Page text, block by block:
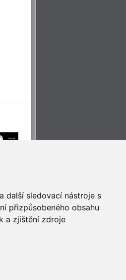
další sledovací nástroje s
přizpůsobeného obsahu
a zjištění zdroje
pro